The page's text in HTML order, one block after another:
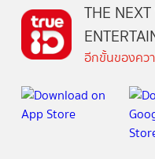
THE
อีกขั้นของคว